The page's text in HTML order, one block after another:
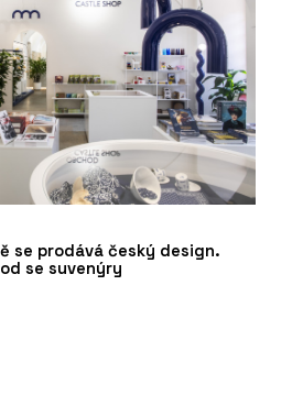
se prodává český design.
se suvenýry